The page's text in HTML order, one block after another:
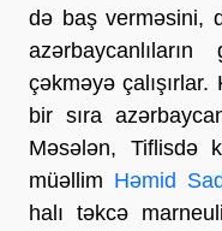
də baş verməsini,
çəkməyə çalışırlar.
bir sıra
Məsələn, Tiflisdə
müəllim Həmid
halı təkcə